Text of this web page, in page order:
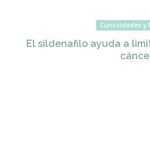
Curiosidades y
El sildenafilo ayuda a